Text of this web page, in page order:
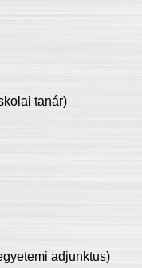
tanár)
adjunktus)